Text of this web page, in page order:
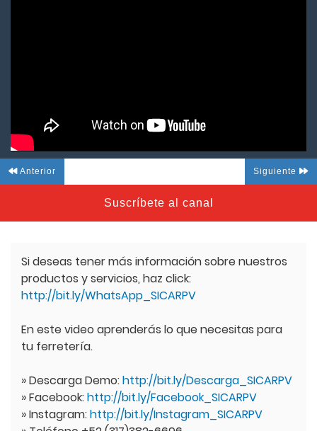
Anterior Siguiente
Suscríbete al canal
Si deseas tener más información sobre nuestros
productos y servicios, haz click:
http://bit.ly/WhatsApp_SICARPV
En este video aprenderás lo que necesitas para
tu ferretería.
» Descarga Demo:http://bit.ly/Descarga_SICARPV
» Facebook:http://bit.ly/Facebook_SICARPV
» Instagram:http://bit.ly/Instagram_SICARPV